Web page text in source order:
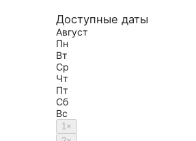
Доступные даты
Август
Пн
Вт
Ср
Чт
Пт
Сб
Вс
1×